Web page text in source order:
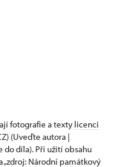
fotografie a texty licenci
(Uveďte autora |
do díla). Při užití obsahu
„zdroj: Národní památkový